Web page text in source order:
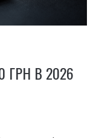
В 2026